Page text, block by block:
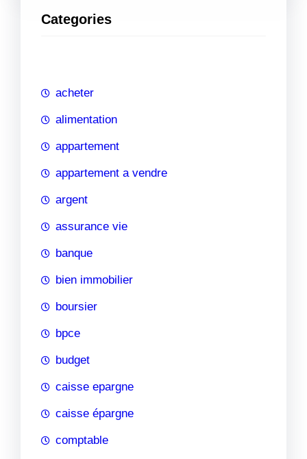
h
Categories
acheter
alimentation
appartement
appartement a vendre
argent
assurance vie
banque
bien immobilier
boursier
bpce
budget
caisse epargne
caisse épargne
comptable